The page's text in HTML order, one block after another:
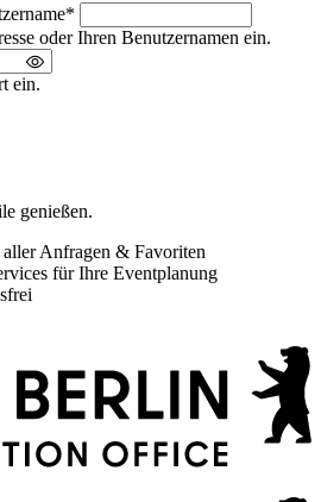
*
oder Ihren Benutzernamen ein.
ein.
genießen.
Anfragen & Favoriten
für Ihre Eventplanung